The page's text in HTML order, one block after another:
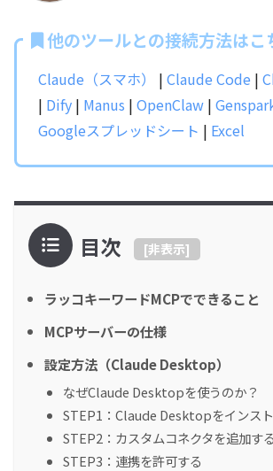
他のツールとの接続方法はこ
Claude（スマホ） | Claude Code |
| Dify | Manus | OpenClaw |
Googleスプレッドシート | Excel
目次 [非表示]
ラッコキーワードMCPでできること
MCPサーバーの仕様
設定方法（Claude Desktop）
なぜClaude Desktopを使うのか？
STEP1：Claude Desktopをインス
STEP2：カスタムコネクタを追加する
STEP3：連携を許可する